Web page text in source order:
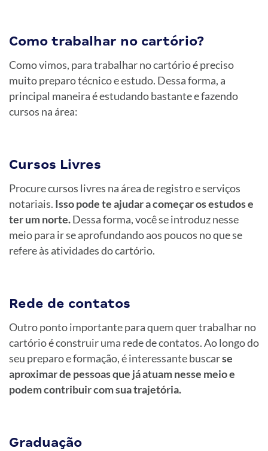
Como trabalhar no cartório?
Como vimos, para trabalhar no cartório é preciso
muito preparo técnico e estudo. Dessa forma, a
principal maneira é estudando bastante e fazendo
cursos na área:
Cursos Livres
Procure cursos livres na área de registro e serviços
notariais. Isso pode te ajudar a começar os estudos e
ter um norte.Dessa forma, você se introduz nesse
meio para ir se aprofundando aos poucos no que se
refere às atividades do cartório.
Rede de contatos
Outro ponto importante para quem quer trabalhar no
cartório é construir uma rede de contatos. Ao longo do
seu preparo e formação, é interessante buscarse
aproximar de pessoas que já atuam nesse meio e
podem contribuir com sua trajetória.
Graduação